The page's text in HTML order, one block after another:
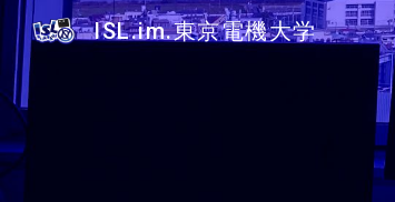
ISL.im.東京電機大学